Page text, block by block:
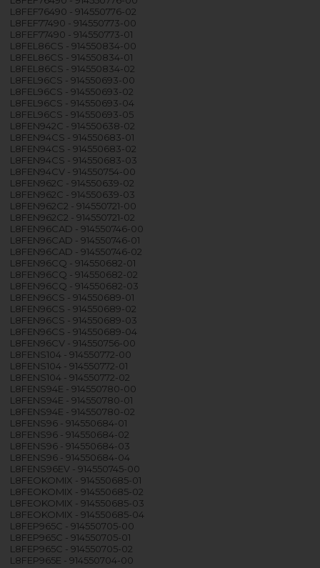
L8FEF76490 - 914550776-02
L8FEF77490 - 914550773-00
L8FEF77490 - 914550773-01
L8FEL86CS - 914550834-00
L8FEL86CS - 914550834-01
L8FEL86CS - 914550834-02
L8FEL96CS - 914550693-00
L8FEL96CS - 914550693-02
L8FEL96CS - 914550693-04
L8FEL96CS - 914550693-05
L8FEN942C - 914550638-02
L8FEN94CS - 914550683-01
L8FEN94CS - 914550683-02
L8FEN94CS - 914550683-03
L8FEN94CV - 914550754-00
L8FEN962C - 914550639-02
L8FEN962C - 914550639-03
L8FEN962C2 - 914550721-00
L8FEN962C2 - 914550721-02
L8FEN96CAD - 914550746-00
L8FEN96CAD - 914550746-01
L8FEN96CAD - 914550746-02
L8FEN96CQ - 914550682-01
L8FEN96CQ - 914550682-02
L8FEN96CQ - 914550682-03
L8FEN96CS - 914550689-01
L8FEN96CS - 914550689-02
L8FEN96CS - 914550689-03
L8FEN96CS - 914550689-04
L8FEN96CV - 914550756-00
L8FENS104 - 914550772-00
L8FENS104 - 914550772-01
L8FENS104 - 914550772-02
L8FENS94E - 914550780-00
L8FENS94E - 914550780-01
L8FENS94E - 914550780-02
L8FENS96 - 914550684-01
L8FENS96 - 914550684-02
L8FENS96 - 914550684-03
L8FENS96 - 914550684-04
L8FENS96EV - 914550745-00
L8FEOKOMIX - 914550685-01
L8FEOKOMIX - 914550685-02
L8FEOKOMIX - 914550685-03
L8FEOKOMIX - 914550685-04
L8FEP965C - 914550705-00
L8FEP965C - 914550705-01
L8FEP965C - 914550705-02
L8FEP965E - 914550704-00